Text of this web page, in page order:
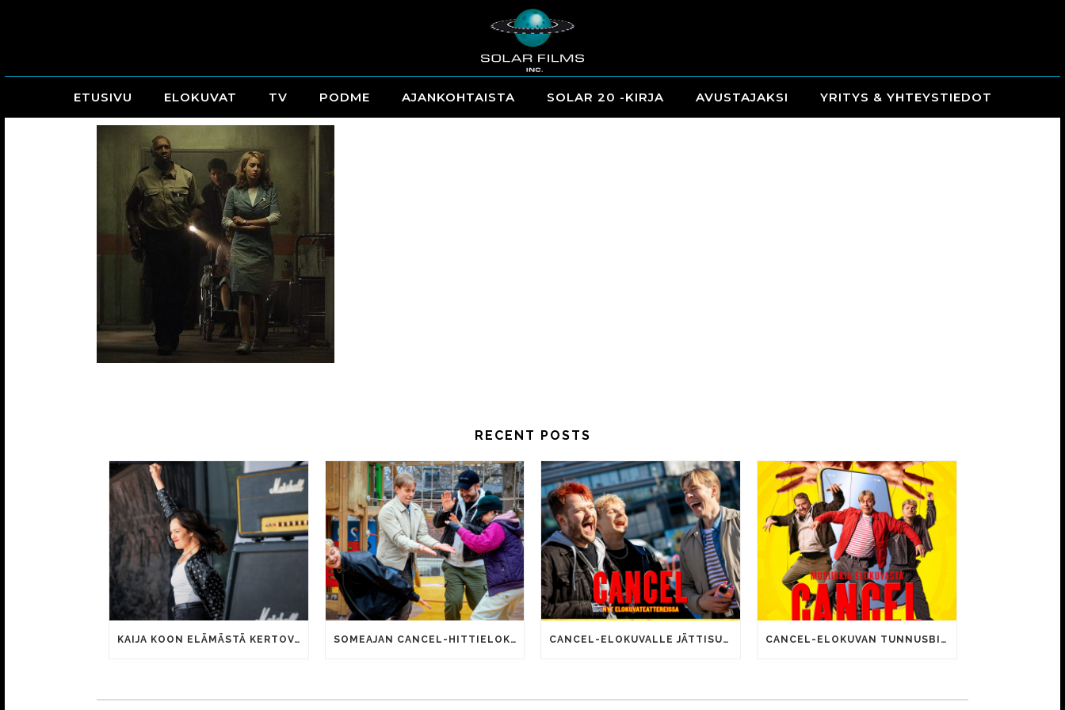
ETUSIVU ELOKUVAT TV PODME AJANKOHTAISTA SOLAR 20 -KIRJA AVUSTAJAKSI YRITYS & YHTEYSTIEDOT
RECENT POSTS
KAIJA KOON ELÄMÄSTÄ KERTOVAN KAUNIS RIETAS ONNELLINEN -ELOKUVAN TRAILER JULKI SOMEAJAN CANCEL-HITTIELOKUVALLA 100 000 KATSOJAA! CANCEL-ELOKUVALLE JÄTTISUOSIO – AVAUSPÄIVÄNÄ JO 15 492 KATSOJAA! CANCEL-ELOKUVAN TUNNUSBIISIN LYRIIKOISSA TUTTUJA MEEMIHOKEMIA YOUTUBE-VIDEOILTA!